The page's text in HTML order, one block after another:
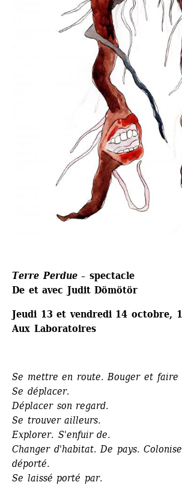
Terre Perdue– spectacle
De et avec Judit Dömötör
Jeudi 13 et vendredi 14 octobre,
Aux Laboratoires
Se mettre en route. Bouger et faire
Se déplacer.
Déplacer son regard.
Se trouver ailleurs.
Explorer. S'enfuir de.
Changer d'habitat. De pays.
déporté.
Se laissé porté par.